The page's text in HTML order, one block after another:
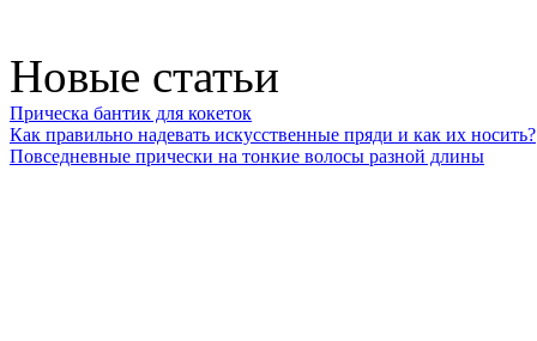
Новые статьи
Прическа бантик для кокеток
Как правильно надевать искусственные пряди и как их носить?
Повседневные прически на тонкие волосы разной длины